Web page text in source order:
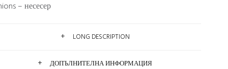
– несесер
LONG DESCRIPTION
ДОПЪЛНИТЕЛНА ИНФОРМАЦИЯ